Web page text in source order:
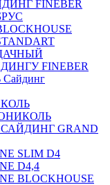
FINEBER
FINEBER
Сайдинг
САЙДИНГ GRAND
SLIM D4
D4,4
BLOCKHOUSE